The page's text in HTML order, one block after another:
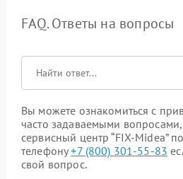
FAQ. Ответы на вопросы
Вы можете ознакомиться с
часто задаваемыми
сервисный центр “FIX-Midea”
телефону+7 (800) 301-55-83
свой вопрос.